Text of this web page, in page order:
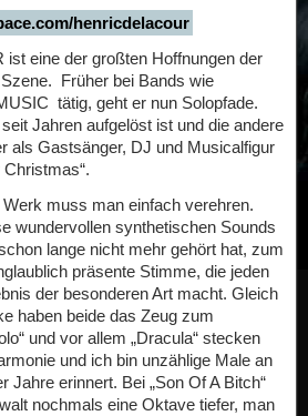
henricdelacour
eine der großten Hoffnungen der
Früher bei Bands wie
tätig, geht er nun Solopfade.
Jahren aufgelöst ist und die andere
als Gastsänger, DJ und Musicalfigur
muss man einfach verehren.
wundervollen synthetischen Sounds
lange nicht mehr gehört hat, zum
präsente Stimme, die jeden
der besonderen Art macht. Gleich
haben beide das Zeug zum
und vor allem „Dracula“ stecken
und ich bin unzählige Male an
Jahre erinnert. Bei „Son Of A Bitch“
nochmals eine Oktave tiefer, man